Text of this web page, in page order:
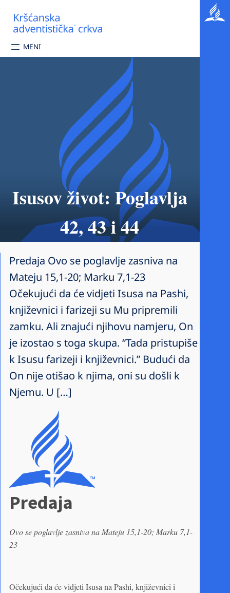
MENI
Isusov život: Poglavlja
42, 43 i 44
Predaja Ovo se poglavlje zasniva na
Mateju 15,1-20; Marku 7,1-23
Očekujući da će vidjeti Isusa na Pashi,
književnici i farizeji su Mu pripremili
zamku. Ali znajući njihovu namjeru, On
je izostao s toga skupa. “Tada pristupiše
k Isusu farizeji i književnici.” Budući da
On nije otišao k njima, oni su došli k
Njemu. U […]
Predaja
Ovo se poglavlje zasniva na Mateju 15,1-20; Marku 7,1-
23
Očekujući da će vidjeti Isusa na Pashi, književnici i